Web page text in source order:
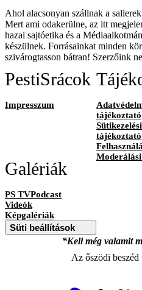
Ahol alacsonyan szállnak a
Mert ami odakerülne, az itt
hazai sajtóetika és a
készülnek. Forrásainkat minden
szivárogtasson bátran! Szerzőink
PestiSrácok
Impresszum
tájékoztató
Sütikezelési
tájékoztató
Galériák
PS TVPodcast
Videók
Képgalériák
Süti beállítások
*Kell még valamit
Az őszödi beszéd